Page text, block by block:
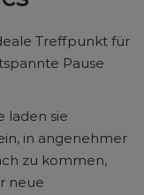
Treffpunkt für
Pause
laden sie
in angenehmer
zu kommen,
neue